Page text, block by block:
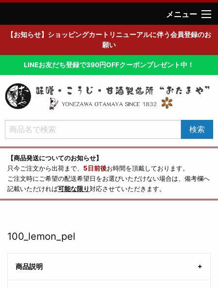
メニュー
【お知らせ】ショッピングカートリニューアルに伴う会員登録のお
願い
LINEお友だち登録で390円OFFクーポンプレゼント中！
【商品発送についてのお知らせ】
只今ご注文から出荷まで、 5日前後お時間を頂戴しております。
ご注文時にご希望の配送希望日をお選びいただけない場合は、備考欄へ
記載いただければ可能な限り対応させていただきます。
100_lemon_pel
商品説明